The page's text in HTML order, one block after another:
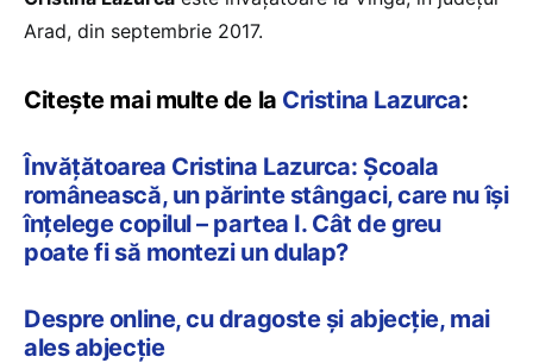
Arad, din septembrie 2017.
Citește mai multe de la Cristina Lazurca:
Învățătoarea Cristina Lazurca: Şcoala
românească, un părinte stângaci, care nu îşi
înţelege copilul – partea I. Cât de greu
poate fi să montezi un dulap?
Despre online, cu dragoste şi abjecţie, mai
ales abjecţie